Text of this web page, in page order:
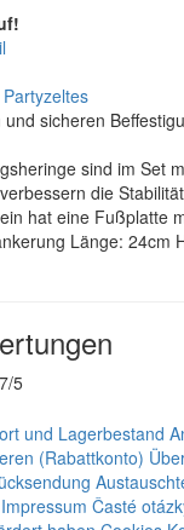
sicheren
sind im Set
die
hat eine Fußplatte
Länge: 24cm
5
und Lagerbestand
(Rabattkonto)
Impressum Časté